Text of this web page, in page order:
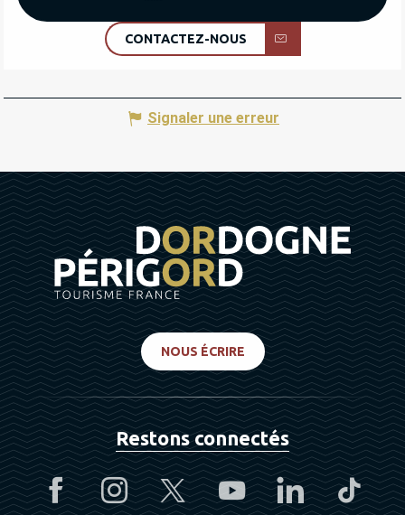
CONTACTEZ-NOUS
Signaler une erreur
NOUS ÉCRIRE
Restons connectés